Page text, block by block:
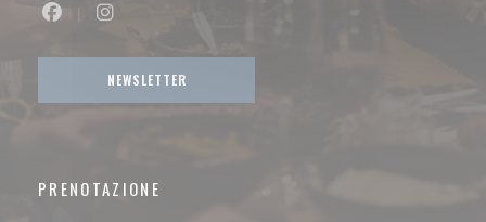
Facebook ((apre una nuova finestra))
NEWSLETTER
PRENOTAZIONE